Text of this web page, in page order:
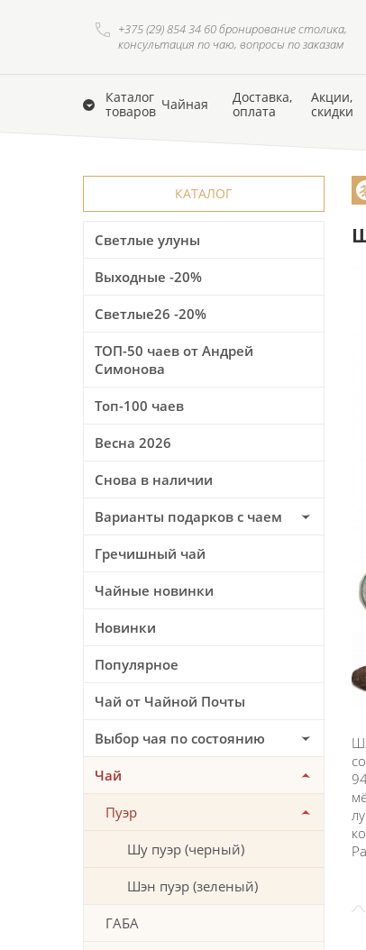
+375 (29) 854 34 60 бронирование столика,
консультация по чаю, вопросы по заказам
Каталог
товаров Чайная
Доставка,
оплата
Акции,
скидки
КАТАЛОГ
Светлые улуны
Выходные -20%
Светлые26 -20%
ТОП-50 чаев от Андрей
Симонова
Топ-100 чаев
Весна 2026
Снова в наличии
Варианты подарков с чаем
Гречишный чай
Чайные новинки
Новинки
Популярное
Чай от Чайной Почты
Выбор чая по состоянию
Чай
Пуэр
Шу пуэр (черный)
Шэн пуэр (зеленый)
ГАБА